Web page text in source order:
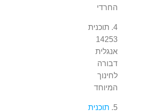
החרדי
4. תוכנית
14253
אנגלית
דבורה
לחינוך
המיוחד
5. תוכנית